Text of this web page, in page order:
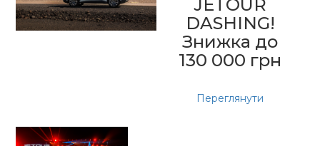
JETOUR
DASHING!
Знижка до
130 000 грн
Переглянути